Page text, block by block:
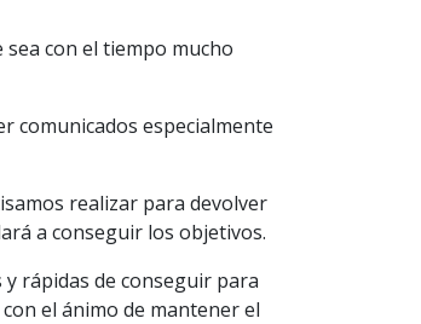
sea con el tiempo mucho
comunicados especialmente
realizar para devolver
a conseguir los objetivos.
rápidas de conseguir para
el ánimo de mantener el